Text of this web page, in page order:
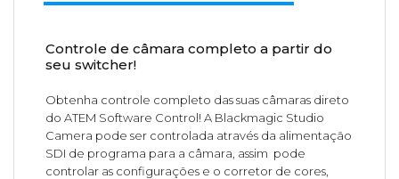
Controle de câmara completo a partir do
seu switcher!
Obtenha controle completo das suas câmaras direto
do ATEM Software Control! A Blackmagic Studio
Camera pode ser controlada através da alimentação
SDI de programa para a câmara, assim pode
controlar as configurações e o corretor de cores,